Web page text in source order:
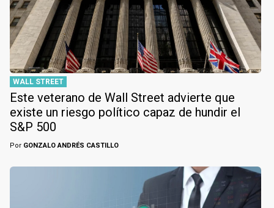
WALL STREET
Este veterano de Wall Street advierte que
existe un riesgo político capaz de hundir el
S&P 500
Por GONZALO ANDRÉS CASTILLO